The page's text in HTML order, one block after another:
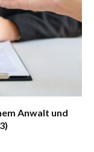
Anwalt und